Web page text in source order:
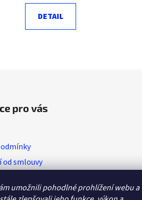
umožnili pohodlné prohlížení webu a
DETAIL
t
r
o
pro vás
od smlouvy
protokol